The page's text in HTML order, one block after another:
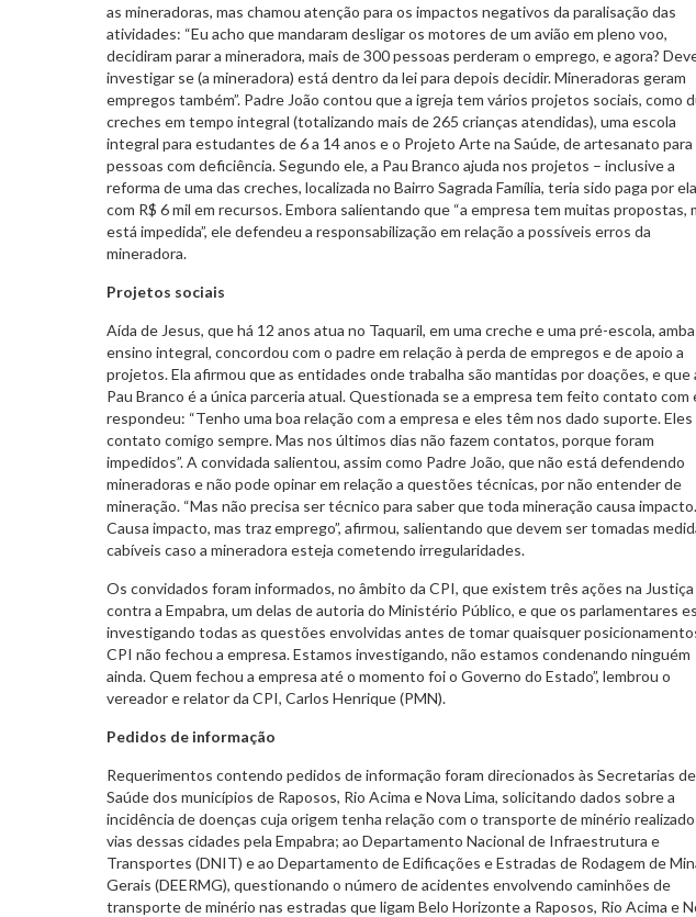
as mineradoras, mas chamou atenção para os impactos negativos da paralisação das
atividades: “Eu acho que mandaram desligar os motores de um avião em pleno voo,
decidiram parar a mineradora, mais de 300 pessoas perderam o emprego, e agora?
investigar se (a mineradora) está dentro da lei para depois decidir. Mineradoras geram
empregos também”. Padre João contou que a igreja tem vários projetos sociais, como
creches em tempo integral (totalizando mais de 265 crianças atendidas), uma escola
integral para estudantes de 6 a 14 anos e o Projeto Arte na Saúde, de artesanato para
pessoas com deficiência. Segundo ele, a Pau Branco ajuda nos projetos – inclusive a
reforma de uma das creches, localizada no Bairro Sagrada Família, teria sido paga por
com R$ 6 mil em recursos. Embora salientando que “a empresa tem muitas propostas,
está impedida”, ele defendeu a responsabilização em relação a possíveis erros da
mineradora.
Projetos sociais
Aída de Jesus, que há 12 anos atua no Taquaril, em uma creche e uma pré-escola,
ensino integral, concordou com o padre em relação à perda de empregos e de apoio a
projetos. Ela afirmou que as entidades onde trabalha são mantidas por doações, e que
Pau Branco é a única parceria atual. Questionada se a empresa tem feito contato com
respondeu: “Tenho uma boa relação com a empresa e eles têm nos dado suporte.
contato comigo sempre. Mas nos últimos dias não fazem contatos, porque foram
impedidos”. A convidada salientou, assim como Padre João, que não está defendendo
mineradoras e não pode opinar em relação a questões técnicas, por não entender de
mineração. “Mas não precisa ser técnico para saber que toda mineração causa impacto.
Causa impacto, mas traz emprego”, afirmou, salientando que devem ser tomadas
cabíveis caso a mineradora esteja cometendo irregularidades.
Os convidados foram informados, no âmbito da CPI, que existem três ações na Justiça
contra a Empabra, um delas de autoria do Ministério Público, e que os parlamentares
investigando todas as questões envolvidas antes de tomar quaisquer
CPI não fechou a empresa. Estamos investigando, não estamos condenando ninguém
ainda. Quem fechou a empresa até o momento foi o Governo do Estado”, lembrou o
vereador e relator da CPI, Carlos Henrique (PMN).
Pedidos de informação
Requerimentos contendo pedidos de informação foram direcionados às Secretarias de
Saúde dos municípios de Raposos, Rio Acima e Nova Lima, solicitando dados sobre a
incidência de doenças cuja origem tenha relação com o transporte de minério
vias dessas cidades pela Empabra; ao Departamento Nacional de Infraestrutura e
Transportes (DNIT) e ao Departamento de Edificações e Estradas de Rodagem de
Gerais (DEERMG), questionando o número de acidentes envolvendo caminhões de
transporte de minério nas estradas que ligam Belo Horizonte a Raposos, Rio Acima e